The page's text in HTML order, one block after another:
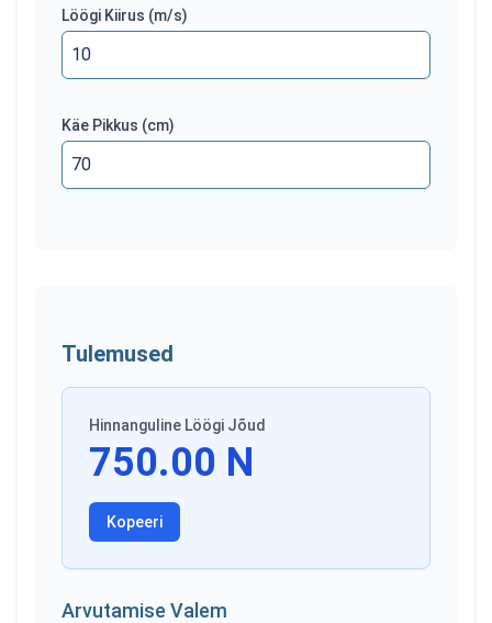
Löögi Kiirus (m/s)
Käe Pikkus (cm)
Tulemused
Hinnanguline Löögi Jõud
750.00 N
Kopeeri
Arvutamise Valem